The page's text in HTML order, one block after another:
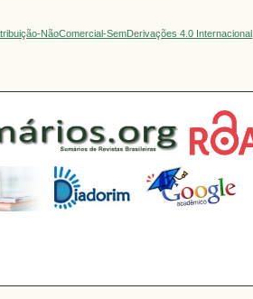
NãoComercial-SemDerivações 4.0 Internacional